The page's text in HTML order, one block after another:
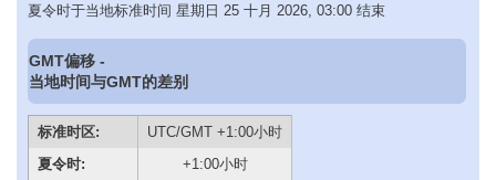
夏令时于当地标准时间 星期日 25 十月 2026, 03:00 结束
GMT偏移 -
当地时间与GMT的差别
标准时区:
UTC/GMT +1:00小时
夏令时:
+1:00小时